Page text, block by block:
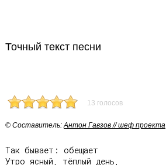
Точный текст песни
13 голосов
© Cоставитель:Антон Гавзов // шеф проекта
Так бывает: обещает
Утро ясный, тёплый день,